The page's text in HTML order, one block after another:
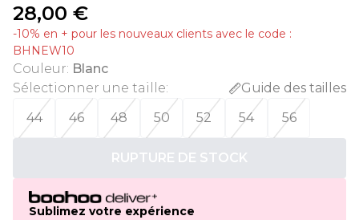
28,00 €
-10% en + pour les nouveaux clients avec le code :
BHNEW10
Couleur: Blanc
Sélectionner une taille:
Guide des tailles
44
46 48 50 52 54 56
RUPTURE DE STOCK
Sublimez votre expérience